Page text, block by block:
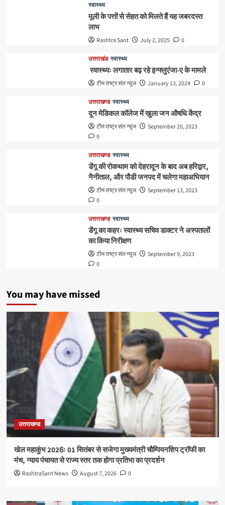
स्वास्थ्य
मूली के पत्तों से सेहत को मिलते हैं यह जबरदस्त
लाभ
Rashtra Sant July 2, 2025 0
उत्तराखंड स्वास्थ्य
स्वास्थ्यः लगातार बढ़ रहे इन्फ्लुएंजा-ए के मामले
टीम राष्ट्र संत न्यूज January 13, 2024 0
उत्तराखण्ड स्वास्थ्य
दून मेडिकल कॉलेज में खुला जन औषधि केंद्र
टीम राष्ट्र संत न्यूज
September 20, 2023
0
उत्तराखण्ड स्वास्थ्य
डेंगू की रोकथाम को देहरादून के बाद अब हरिद्वार,
नैनीताल, और पौडी जनपद में चलेगा महाअभियान
टीम राष्ट्र संत न्यूज
September 13, 2023
0
उत्तराखण्ड स्वास्थ्य
डेंगू का कहरः स्वास्थ्य सचिव डाक्टर ने अस्पतालों
का किया निरीक्षण
टीम राष्ट्र संत न्यूज
September 9, 2023
0
You may have missed
उत्तराखण्ड
खेल महाकुंभ 2026ः 01 सितंबर से सजेगा मुख्यमंत्री चौम्पियनशिप ट्रॉफी का
मंच, न्याय पंचायत से राज्य स्तर तक होगा प्रतिभा का प्रदर्शन
RashtraSant News August 7, 2026 0